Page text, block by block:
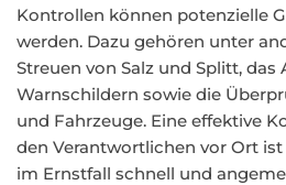
Kontrollen können potenzielle
werden. Dazu gehören unter
Streuen von Salz und Splitt, das
Warnschildern sowie die
und Fahrzeuge. Eine effektive
den Verantwortlichen vor Ort
im Ernstfall schnell und